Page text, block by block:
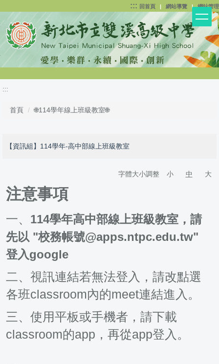
主
要
內
區
::: 回首頁 | 網站導覽 |網站管理
:::
首頁 🌐114學年線上班級教室🌐
【資訊組】114學年-高中部線上班級教室
字體大小調整 小 中 大
注意事項
一、 114學年高中部線上班級教室，請
先以 "校務帳號@apps.ntpc.edu.tw"
登入google
二、視訊連結若無法登入，請改點選
各班classroom內的meet連結進入。
三、使用平板或手機者，請下載
classroom的app，再從app登入。